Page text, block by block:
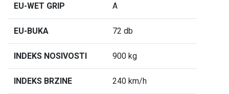
EU-WET GRIP A
EU-BUKA 72 db
INDEKS NOSIVOSTI 900 kg
INDEKS BRZINE 240 km/h